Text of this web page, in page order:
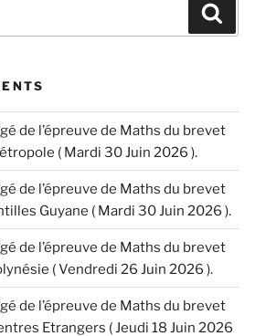
de l’épreuve de Maths du brevet
( Mardi 30 Juin 2026 ).
de l’épreuve de Maths du brevet
Guyane ( Mardi 30 Juin 2026 ).
de l’épreuve de Maths du brevet
( Vendredi 26 Juin 2026 ).
de l’épreuve de Maths du brevet
Etrangers ( Jeudi 18 Juin 2026